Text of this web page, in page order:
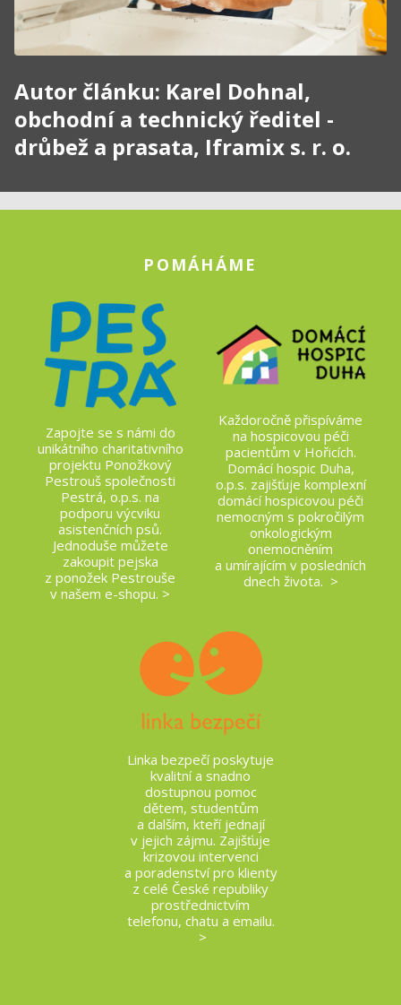
Autor článku: Karel Dohnal,
obchodní a technický ředitel -
drůbež a prasata, Iframix s. r. o.
POMÁHÁME
Zapojte se s námi do
unikátního charitativního
projektu Ponožkový
Pestrouš společnosti
Pestrá, o.p.s. na
podporu výcviku
asistenčních psů.
Jednoduše můžete
zakoupit pejska
z ponožek Pestrouše
v našem e-shopu. >
Každoročně přispíváme
na hospicovou péči
pacientům v Hořicích.
Domácí hospic Duha,
o.p.s. zajišťuje komplexní
domácí hospicovou péči
nemocným s pokročilým
onkologickým
onemocněním
a umírajícím v posledních
dnech života. >
Linka bezpečí poskytuje
kvalitní a snadno
dostupnou pomoc
dětem, studentům
a dalším, kteří jednají
v jejich zájmu. Zajišťuje
krizovou intervenci
a poradenství pro klienty
z celé České republiky
prostřednictvím
telefonu, chatu a emailu.
>